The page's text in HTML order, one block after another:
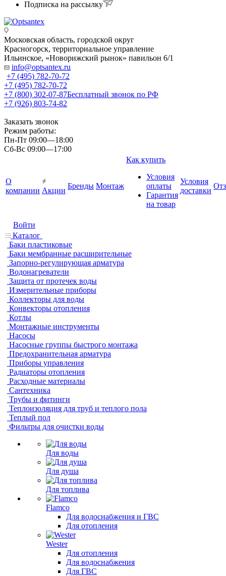
Подписка на рассылку
Московская область, городской округ
Красногорск, территориальное управление
Ильинское, «Новорижский рынок» павильон 6/1
info@optsantex.ru
+7 (495) 782-70-72
+7 (495) 782-70-72
+7 (800) 302-07-87Бесплатный звонок по РФ
+7 (926) 803-74-82
Заказать звонок
Режим работы:
Пн-Пт 09:00—18:00
Сб-Вс 09:00—17:00
О
компании Акции
Бренды Монтаж
Как купить
Условия
оплаты
Гарантия
на товар
Условия
доставки
Войти
Каталог
Баки пластиковые
Баки мембранные расширительные
Запорно-регулирующая арматура
Водонагреватели
Защита от протечек воды
Измерительные приборы
Коллекторы для воды
Конвекторы отопления
Котлы
Монтажные инструменты
Насосы
Насосные группы быстрого монтажа
Предохранительная арматура
Приборы управления
Радиаторы отопления
Расходные материалы
Сантехника
Трубы и фитинги
Теплоизоляция для труб и теплого пола
Теплый пол
Фильтры для очистки воды
Для воды
Для душа
Для топлива
Flamco
Для водоснабжения и ГВС
Для отопления
Wester
Для отопления
Для водоснабжения
Для ГВС